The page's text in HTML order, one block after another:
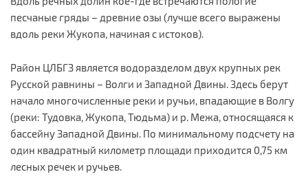
песчаные гряды – древние озы (лучше всего выражены
вдоль реки Жукопа, начиная с истоков).
Район ЦЛБГЗ является водоразделом двух крупных рек
Русской равнины – Волги и Западной Двины. Здесь берут
начало многочисленные реки и ручьи, впадающие в Волгу
(реки: Тудовка, Жукопа, Тюдьма) и р. Межа, относящаяся к
бассейну Западной Двины. По минимальному подсчету на
один квадратный километр площади приходится 0,75 км
лесных речек и ручьев.